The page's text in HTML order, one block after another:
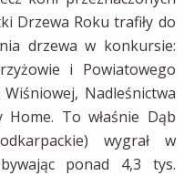
Drzewa Roku trafiły do
drzewa w konkursie:
i Powiatowego
Nadleśnictwa
To właśnie Dąb
wygrał w
ponad 4,3 tys.